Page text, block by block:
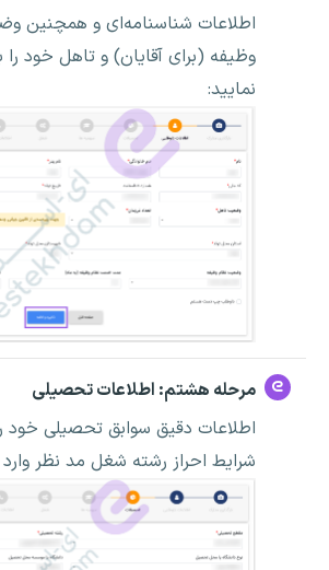
اطلاعات شناسنامه‌ای و همچنین
وظیفه (برای آقایان) و تاهل خود را
نمایید:
مرحله هشتم: اطلاعات تحصیلی
اطلاعات دقیق سوابق تحصیلی خود
شرایط احراز رشته شغل مد نظر وارد